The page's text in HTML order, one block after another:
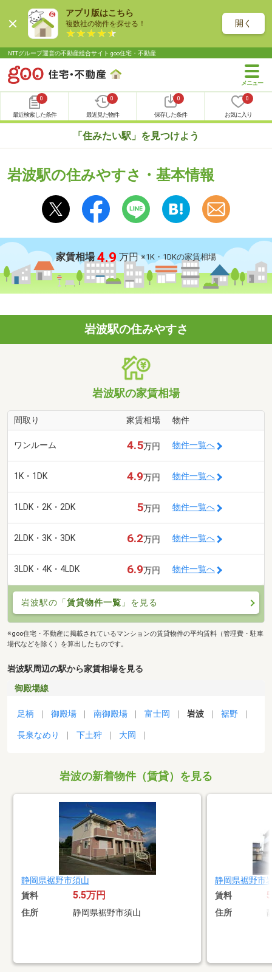
アプリ版はこちら
複数社の物件を探せる！ 開く
NTTグループ運営の不動産総合サイト goo住宅・不動産
0
最近検索した条件
0
最近見た物件
0
保存した条件
0
お気に入り
「住みたい駅」を見つけよう
岩波駅の住みやすさ・基本情報
家賃相場 4.9 万円 ※1K・1DKの家賃相場
岩波駅の住みやすさ
岩波駅の家賃相場
間取り 家賃相場 物件
ワンルーム 4.5万円 物件一覧へ
1K・1DK 4.9万円 物件一覧へ
1LDK・2K・2DK 5万円 物件一覧へ
2LDK・3K・3DK 6.2万円 物件一覧へ
3LDK・4K・4LDK 6.9万円 物件一覧へ
岩波駅の「賃貸物件一覧 」を見る
※goo住宅・不動産に掲載されているマンションの賃貸物件の平均賃料（管理費・駐車
場代などを除く）を算出したものです。
岩波駅周辺の駅から家賃相場を見る
御殿場線
足柄 御殿場 南御殿場 富士岡 岩波 裾野
長泉なめり 下土狩 大岡
岩波の新着物件（賃貸）を見る
静岡県裾野市須山
賃料 5.5万円
住所 静岡県裾野市須山
静岡県裾野市
賃料
住所